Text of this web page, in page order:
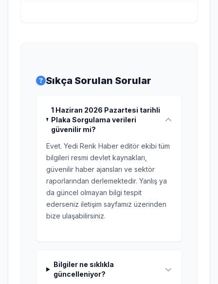
Sıkça Sorulan Sorular
1 Haziran 2026 Pazartesi tarihli
Plaka Sorgulama verileri
güvenilir mi?
Evet. Yedi Renk Haber editör ekibi tüm
bilgileri resmi devlet kaynakları,
güvenilir haber ajansları ve sektör
raporlarından derlemektedir. Yanlış ya
da güncel olmayan bilgi tespit
ederseniz iletişim sayfamız üzerinden
bize ulaşabilirsiniz.
Bilgiler ne sıklıkla
güncelleniyor?